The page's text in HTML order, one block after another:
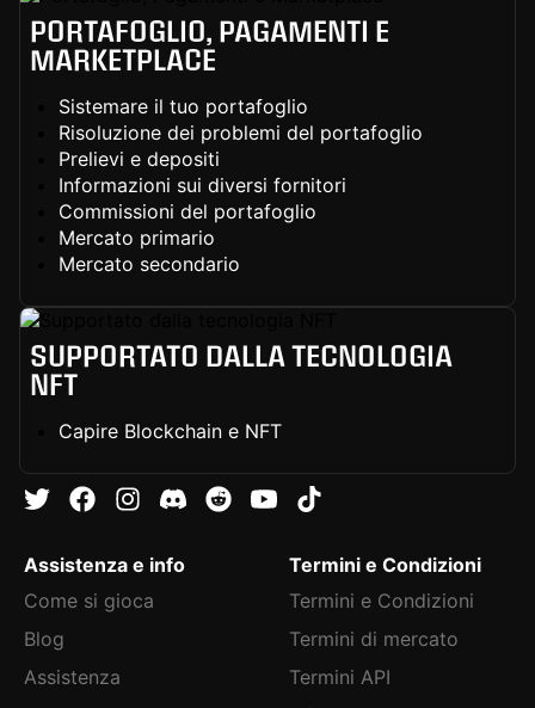
PORTAFOGLIO, PAGAMENTI E
MARKETPLACE
Sistemare il tuo portafoglio
Risoluzione dei problemi del portafoglio
Prelievi e depositi
Informazioni sui diversi fornitori
Commissioni del portafoglio
Mercato primario
Mercato secondario
SUPPORTATO DALLA TECNOLOGIA
NFT
Capire Blockchain e NFT
Assistenza e info
Come si gioca
Blog
Assistenza
Termini e Condizioni
Termini e Condizioni
Termini di mercato
Termini API